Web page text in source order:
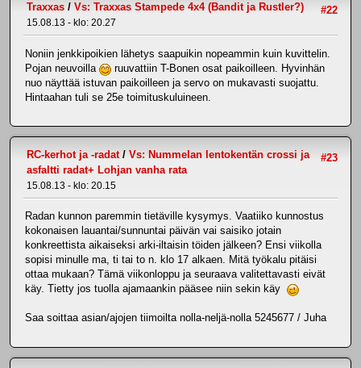
#22
Traxxas / Vs: Traxxas Stampede 4x4 (Bandit ja Rustler?)
15.08.13 - klo: 20.27
Noniin jenkkipoikien lähetys saapuikin nopeammin kuin kuvittelin.
Pojan neuvoilla
ruuvattiin T-Bonen osat paikoilleen. Hyvinhän
nuo näyttää istuvan paikoilleen ja servo on mukavasti suojattu.
Hintaahan tuli se 25e toimituskuluineen.
#23
RC-kerhot ja -radat/ Vs: Nummelan lentokentän crossi ja
asfaltti radat+ Lohjan vanha rata
15.08.13 - klo: 20.15
Radan kunnon paremmin tietäville kysymys. Vaatiiko kunnostus
kokonaisen lauantai/sunnuntai päivän vai saisiko jotain
konkreettista aikaiseksi arki-iltaisin töiden jälkeen? Ensi viikolla
sopisi minulle ma, ti tai to n. klo 17 alkaen. Mitä työkalu pitäisi
ottaa mukaan? Tämä viikonloppu ja seuraava valitettavasti eivät
käy. Tietty jos tuolla ajamaankin pääsee niin sekin käy
Saa soittaa asian/ajojen tiimoilta nolla-neljä-nolla 5245677 / Juha